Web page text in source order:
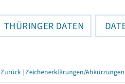
THÜRINGER DATEN
Zurück | Zeichenerklärungen/Abkürzungen